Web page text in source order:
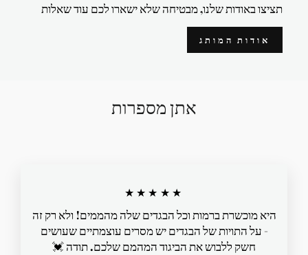
תציצו באודות שלנו, מבטיחה שלא ישארו לכם עוד שאלות
אודות המותג
אתן מספרות
★★★★★
היא מוכשרת ברמות וכל הבגדים שלה מהממים! ולא רק זה
- על התויות של הבגדים יש מסרים עוצמתיים שעושים
חשק ללבוש את הביגוד המהמם שלכם. תודה 💓